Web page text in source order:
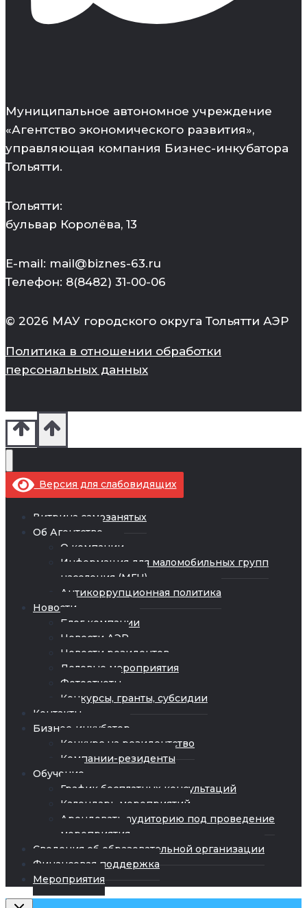
Муниципальное автономное учреждение
«Агентство экономического развития»,
управляющая компания Бизнес-инкубатора
Тольятти.
Тольятти:
бульвар Королёва, 13
E-mail: mail@biznes-63.ru
Телефон: 8(8482) 31-00-06
© 2026 МАУ городского округа Тольятти АЭР
Политика в отношении обработки
персональных данных
Версия для слабовидящих
Витрина самозанятых
Об Агентстве
О компании
Информация для маломобильных групп
населения (МГН)
Антикоррупционная политика
Новости
Блог компании
Новости АЭР
Новости резидентов
Деловые мероприятия
Фотоотчеты
Конкурсы, гранты, субсидии
Контакты
Бизнес-инкубатор
Конкурс на резидентство
Компании-резиденты
Обучение
График бесплатных консультаций
Календарь мероприятий
Арендовать аудиторию под проведение
мероприятия
Сведения об образовательной организации
Финансовая поддержка
Мероприятия